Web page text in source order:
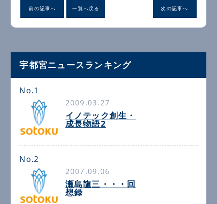
前の記事へ 一覧へ戻る 次の記事へ
宇都宮ニュースランキング
No.1
2009.03.27
イノテック創生・
成長物語2
No.2
2007.09.06
瀬島龍三・・・回
想録